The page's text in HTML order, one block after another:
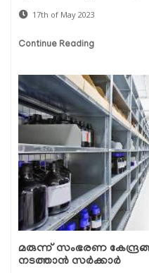
17th of May 2023
Continue Reading
മരുന്ന് സംഭരണ
നടത്താൻ സർക്കാർ